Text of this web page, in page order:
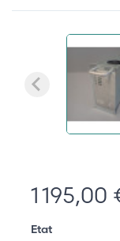
1 195,00
Etat